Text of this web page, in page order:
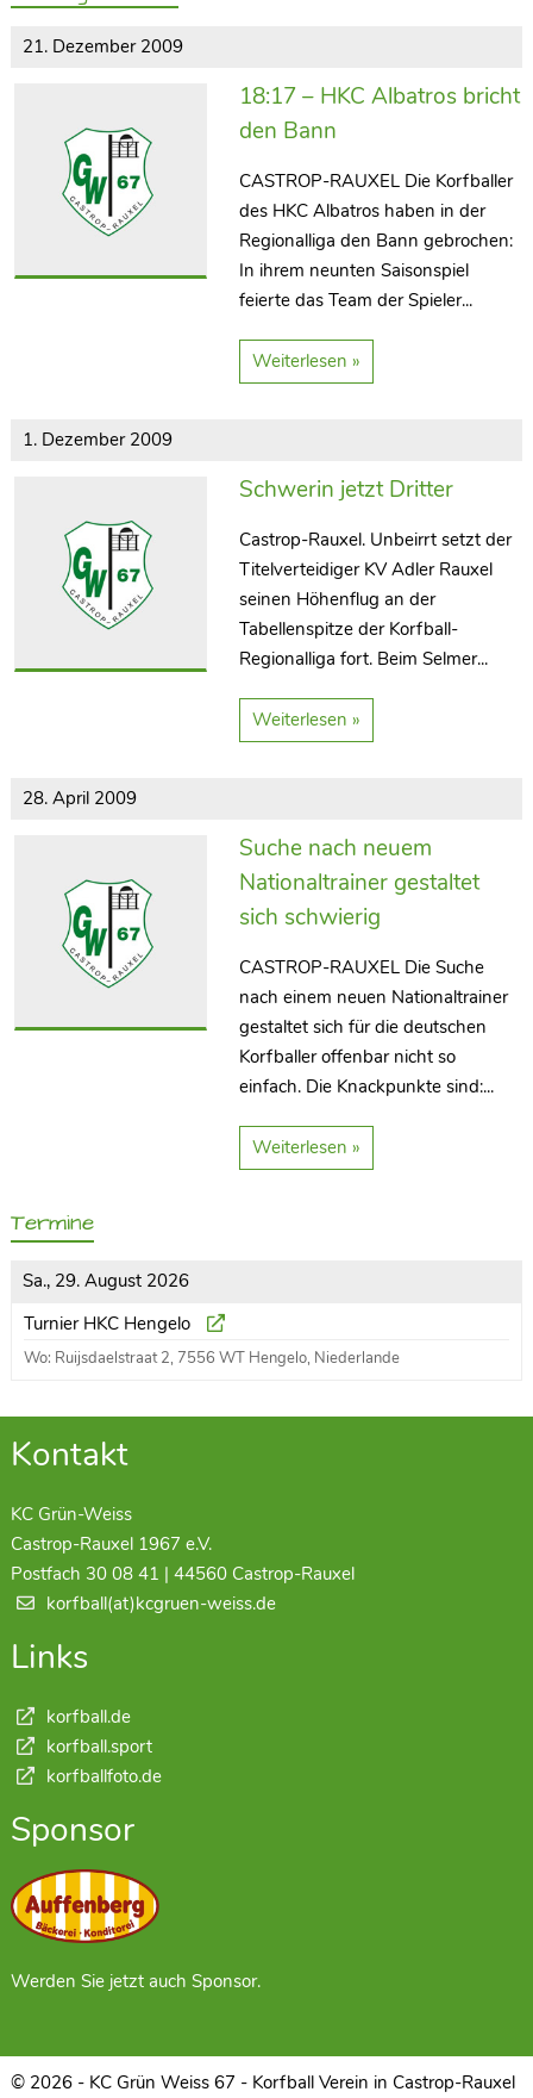
21. Dezember 2009
18:17 – HKC Albatros bricht
den Bann
CASTROP-RAUXEL Die Korfballer
des HKC Albatros haben in der
Regionalliga den Bann gebrochen:
In ihrem neunten Saisonspiel
feierte das Team der Spieler...
Weiterlesen »
1. Dezember 2009
Schwerin jetzt Dritter
Castrop-Rauxel. Unbeirrt setzt der
Titelverteidiger KV Adler Rauxel
seinen Höhenflug an der
Tabellenspitze der Korfball-
Regionalliga fort. Beim Selmer...
Weiterlesen »
28. April 2009
Suche nach neuem
Nationaltrainer gestaltet
sich schwierig
CASTROP-RAUXEL Die Suche
nach einem neuen Nationaltrainer
gestaltet sich für die deutschen
Korfballer offenbar nicht so
einfach. Die Knackpunkte sind:...
Weiterlesen »
Termine
Sa., 29. August 2026
Turnier HKC Hengelo
Wo: Ruijsdaelstraat 2, 7556 WT Hengelo, Niederlande
Kontakt
KC Grün-Weiss
Castrop-Rauxel 1967 e.V.
Postfach 30 08 41 | 44560 Castrop-Rauxel
korfball(at)kcgruen-weiss.de
Links
korfball.de
korfball.sport
korfballfoto.de
Sponsor
Werden Sie jetzt auch Sponsor.
© 2026 - KC Grün Weiss 67 - Korfball Verein in Castrop-Rauxel